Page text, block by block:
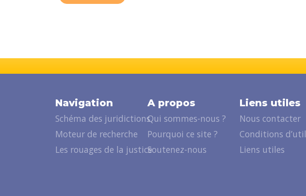
Navigation
Schéma des juridictions
Moteur de recherche
Les rouages de la justice
A propos
Qui sommes-nous ?
Pourquoi ce site ?
Soutenez-nous
Liens utiles
Nous contacter
Conditions
Liens utiles